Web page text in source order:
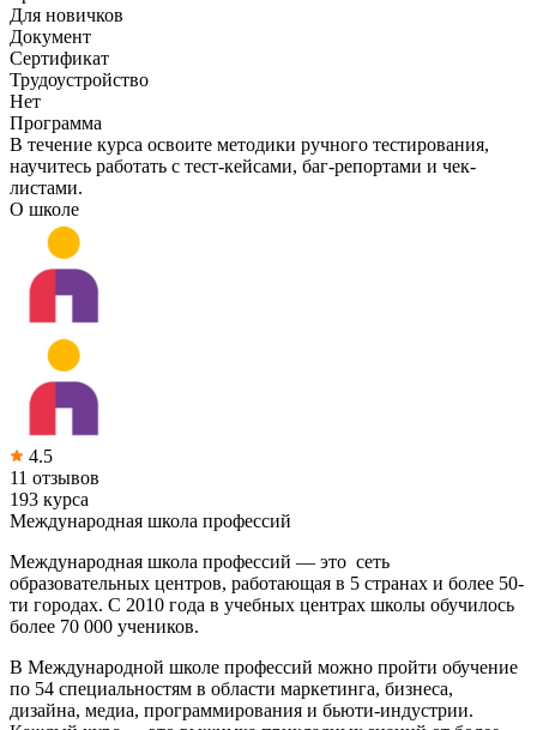
Для новичков
Документ
Сертификат
Трудоустройство
Нет
Программа
В течение курса освоите методики ручного тестирования,
научитесь работать с тест-кейсами, баг-репортами и чек-
листами.
О школе
4.5
11 отзывов
193 курса
Международная школа профессий
Международная школа профессий — это сеть
образовательных центров, работающая в 5 странах и более 50-
ти городах. С 2010 года в учебных центрах школы обучилось
более 70 000 учеников.
В Международной школе профессий можно пройти обучение
по 54 специальностям в области маркетинга, бизнеса,
дизайна, медиа, программирования и бьюти-индустрии.